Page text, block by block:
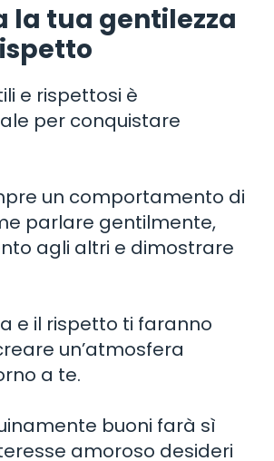
la tua gentilezza
e rispettosi è
per conquistare
un comportamento di
parlare gentilmente,
agli altri e dimostrare
e il rispetto ti faranno
un’atmosfera
a te.
buoni farà sì
amoroso desideri